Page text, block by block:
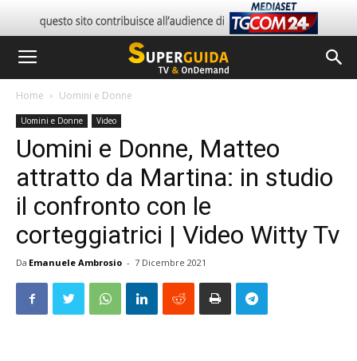
Home Uomini e Donne
Uomini e Donne Video
Uomini e Donne, Matteo
attratto da Martina: in studio
il confronto con le
corteggiatrici | Video Witty Tv
Da Emanuele Ambrosio - 7 Dicembre 2021